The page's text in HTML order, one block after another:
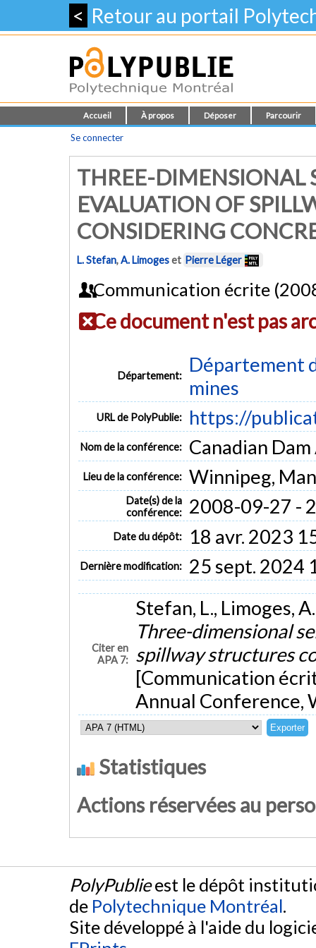
< Retour au portail
Accueil À propos Déposer Parcourir
Se connecter
THREE-DIMENSIONAL
EVALUATION OF
CONSIDERING
L. Stefan,A. Limogeset Pierre Léger
Communication écrite
Ce document n'est pas
Département:
Département
mines
URL de PolyPublie: https://
Nom de la conférence: Canadian
Lieu de la conférence: Winnipeg,
Date(s) de la
conférence:
2008-09-27 -
Date du dépôt: 18 avr. 2023
Dernière modification: 25 sept. 2024
Citer en
APA 7:
Stefan, L., Limoges,
Three-dimensional
spillway structures
[Communication
Annual Conference,
Statistiques
Actions réservées au
PolyPublieest le dépôt
de Polytechnique Montréal.
Site développé à l'aide du